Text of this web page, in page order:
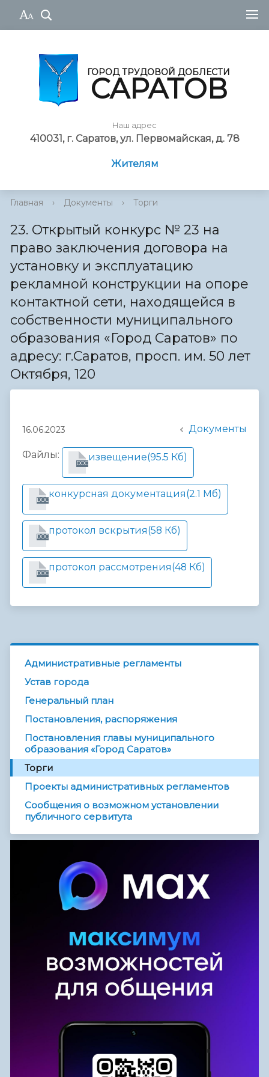
ГОРОД ТРУДОВОЙ ДОБЛЕСТИ
САРАТОВ
Наш адрес
410031, г. Саратов, ул. Первомайская, д. 78
Жителям
Главная › Документы › Торги
23. Открытый конкурс № 23 на
право заключения договора на
установку и эксплуатацию
рекламной конструкции на опоре
контактной сети, находящейся в
собственности муниципального
образования «Город Саратов» по
адресу: г.Саратов, просп. им. 50 лет
Октября, 120
16.06.2023 Документы
Файлы:
DOC
извещение(95.5 Кб)
DOC
конкурсная документация(2.1 Мб)
DOC
протокол вскрытия(58 Кб)
DOC
протокол рассмотрения(48 Кб)
Административные регламенты
Устав города
Генеральный план
Постановления, распоряжения
Постановления главы муниципального
образования «Город Саратов»
Торги
Проекты административных регламентов
Сообщения о возможном установлении
публичного сервитута